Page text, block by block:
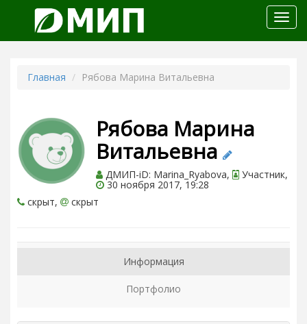
меню
Главная Рябова Марина Витальевна
Рябова Марина
Витальевна
ДМИП-iD: Marina_Ryabova, Участник,
30 ноября 2017, 19:28
скрыт,
скрыт
Информация
Портфолио